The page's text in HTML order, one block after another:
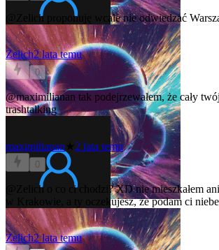
@Zelich proponuję wcale nie odwiedzać
Zelich2 lata temu
0
@maximilianan tak podejrzewałem, że cały
trashtalking
maximilianan 2 lata temu
0
@Zelich o co ci chodzi? XD nie mieszkałem
w Krakowie, a ty oczekujesz, że podam ci
Zelich2 lata temu